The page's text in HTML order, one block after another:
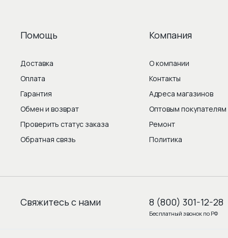
Помощь
Доставка
Оплата
Гарантия
Обмен и возврат
Проверить статус заказа
Обратная связь
Компания
О компании
Контакты
Адреса магазинов
Оптовым покупателям
Ремонт
Политика
Свяжитесь с нами 8 (800) 301-12-28
Бесплатный звонок по РФ